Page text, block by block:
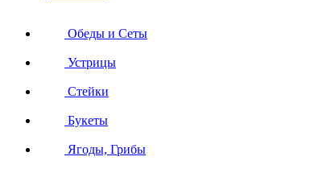
Обеды и Сеты
Устрицы
Стейки
Букеты
Ягоды, Грибы